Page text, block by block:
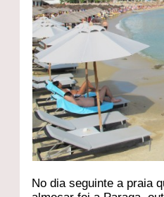
No dia seguinte a praia